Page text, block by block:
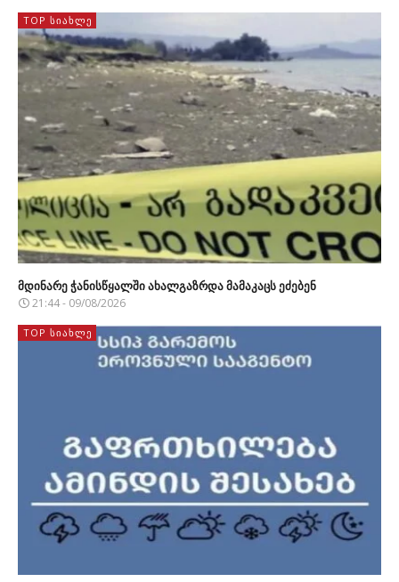
TOP ᲡᲘᲐᲮᲚᲔ
მდინარე ჭანისწყალში ახალგაზრდა მამაკაცს ეძებენ
21:44 - 09/08/2026
TOP ᲡᲘᲐᲮᲚᲔ